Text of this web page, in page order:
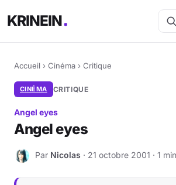
KRINEIN
Accueil › Cinéma › Critique
CINÉMA CRITIQUE
Angel eyes
Angel eyes
N Par Nicolas · 21 octobre 2001 · 1